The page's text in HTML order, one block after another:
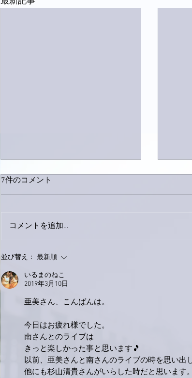
家レコーディング無事終了。
7件のコメント
コメントを追加…
並び替え： 最新順
いるまのねこ
2019年3月10日
亜美さん、こんばんは。
今日はお疲れ様でした。
南さんとのライブは
きっと楽しかった事と思います🎵
以前、亜美さんと南さんのライブの時を思い出
他にも杉山清貴さんがいらした時だと思います。